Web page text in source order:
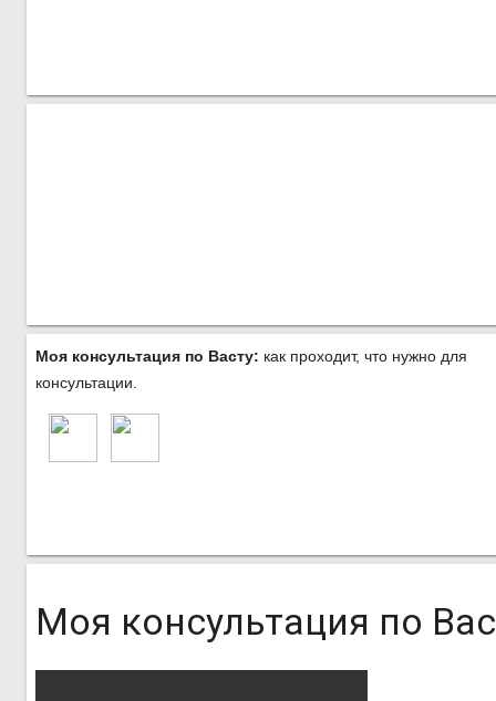
Моя консультация по Васту: как проходит, что нужно для
консультации.
Моя консультация по